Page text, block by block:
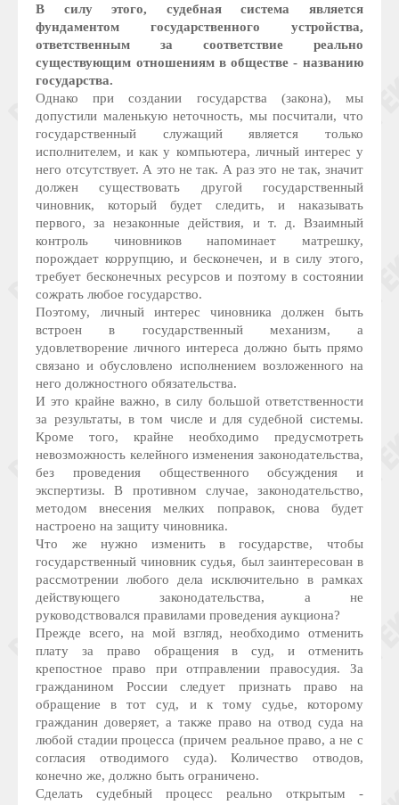
В силу этого, судебная система является
фундаментом государственного устройства,
ответственным за соответствие реально
существующим отношениям в обществе - названию
государства.
Однако при создании государства (закона), мы
допустили маленькую неточность, мы посчитали, что
государственный служащий является только
исполнителем, и как у компьютера, личный интерес у
него отсутствует. А это не так. А раз это не так, значит
должен существовать другой государственный
чиновник, который будет следить, и наказывать
первого, за незаконные действия, и т. д. Взаимный
контроль чиновников напоминает матрешку,
порождает коррупцию, и бесконечен, и в силу этого,
требует бесконечных ресурсов и поэтому в состоянии
сожрать любое государство.
Поэтому, личный интерес чиновника должен быть
встроен в государственный механизм, а
удовлетворение личного интереса должно быть прямо
связано и обусловлено исполнением возложенного на
него должностного обязательства.
И это крайне важно, в силу большой ответственности
за результаты, в том числе и для судебной системы.
Кроме того, крайне необходимо предусмотреть
невозможность келейного изменения законодательства,
без проведения общественного обсуждения и
экспертизы. В противном случае, законодательство,
методом внесения мелких поправок, снова будет
настроено на защиту чиновника.
Что же нужно изменить в государстве, чтобы
государственный чиновник судья, был заинтересован в
рассмотрении любого дела исключительно в рамках
действующего законодательства, а не
руководствовался правилами проведения аукциона?
Прежде всего, на мой взгляд, необходимо отменить
плату за право обращения в суд, и отменить
крепостное право при отправлении правосудия. За
гражданином России следует признать право на
обращение в тот суд, и к тому судье, которому
гражданин доверяет, а также право на отвод суда на
любой стадии процесса (причем реальное право, а не с
согласия отводимого суда). Количество отводов,
конечно же, должно быть ограничено.
Сделать судебный процесс реально открытым -